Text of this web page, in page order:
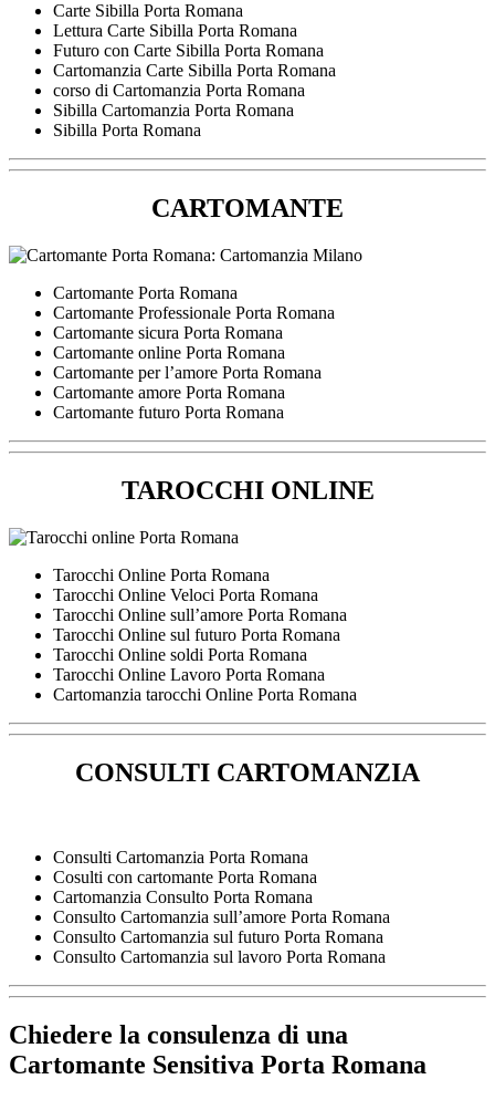
Carte Sibilla Porta Romana
Lettura Carte Sibilla Porta Romana
Futuro con Carte Sibilla Porta Romana
Cartomanzia Carte Sibilla Porta Romana
corso di Cartomanzia Porta Romana
Sibilla Cartomanzia Porta Romana
Sibilla Porta Romana
CARTOMANTE
Cartomante Porta Romana
Cartomante Professionale Porta Romana
Cartomante sicura Porta Romana
Cartomante online Porta Romana
Cartomante per l’amore Porta Romana
Cartomante amore Porta Romana
Cartomante futuro Porta Romana
TAROCCHI ONLINE
Tarocchi Online Porta Romana
Tarocchi Online Veloci Porta Romana
Tarocchi Online sull’amore Porta Romana
Tarocchi Online sul futuro Porta Romana
Tarocchi Online soldi Porta Romana
Tarocchi Online Lavoro Porta Romana
Cartomanzia tarocchi Online Porta Romana
CONSULTI CARTOMANZIA
Consulti Cartomanzia Porta Romana
Cosulti con cartomante Porta Romana
Cartomanzia Consulto Porta Romana
Consulto Cartomanzia sull’amore Porta Romana
Consulto Cartomanzia sul futuro Porta Romana
Consulto Cartomanzia sul lavoro Porta Romana
Chiedere la consulenza di una
Cartomante Sensitiva Porta Romana